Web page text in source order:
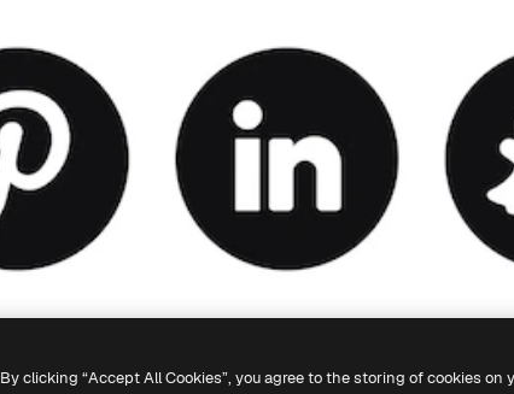
By clicking “Accept All Cookies”, you agree to the storing of cookies on